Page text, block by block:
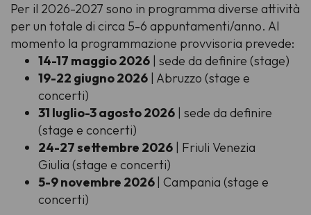
Per il 2026-2027 sono in programma diverse attività
per un totale di circa 5-6 appuntamenti/anno. Al
momento la programmazione provvisoria prevede:
14-17 maggio 2026 | sede da definire (stage)
19-22 giugno 2026 | Abruzzo (stage e
concerti)
31 luglio-3 agosto 2026 | sede da definire
(stage e concerti)
24-27 settembre 2026 | Friuli Venezia
Giulia (stage e concerti)
5-9 novembre 2026 | Campania (stage e
concerti)